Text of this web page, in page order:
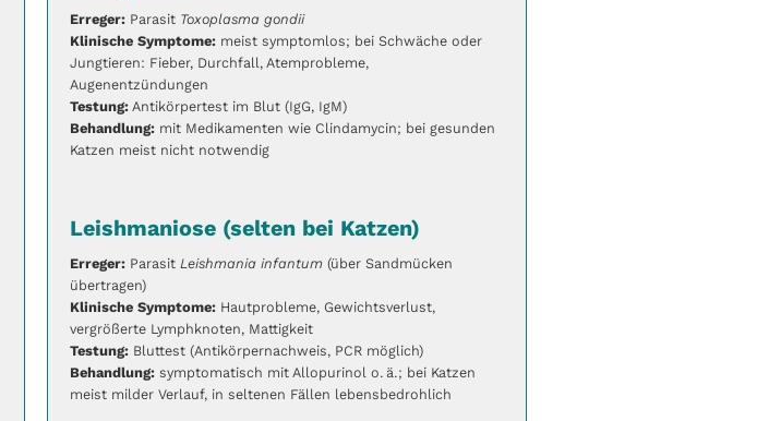
Erreger: Parasit Toxoplasma gondii
Klinische Symptome: meist symptomlos; bei Schwäche oder
Jungtieren: Fieber, Durchfall, Atemprobleme,
Augenentzündungen
Testung: Antikörpertest im Blut (IgG, IgM)
Behandlung: mit Medikamenten wie Clindamycin; bei gesunden
Katzen meist nicht notwendig
Leishmaniose (selten bei Katzen)
Erreger: Parasit Leishmania infantum (über Sandmücken
übertragen)
Klinische Symptome: Hautprobleme, Gewichtsverlust,
vergrößerte Lymphknoten, Mattigkeit
Testung: Bluttest (Antikörpernachweis, PCR möglich)
Behandlung: symptomatisch mit Allopurinol o. ä.; bei Katzen
meist milder Verlauf, in seltenen Fällen lebensbedrohlich